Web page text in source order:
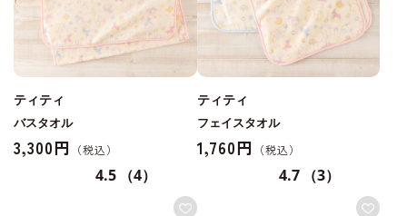
ティティ
バスタオル
3,300円
4.5 （4）
ティティ
フェイスタオル
1,760円
4.7 （3）